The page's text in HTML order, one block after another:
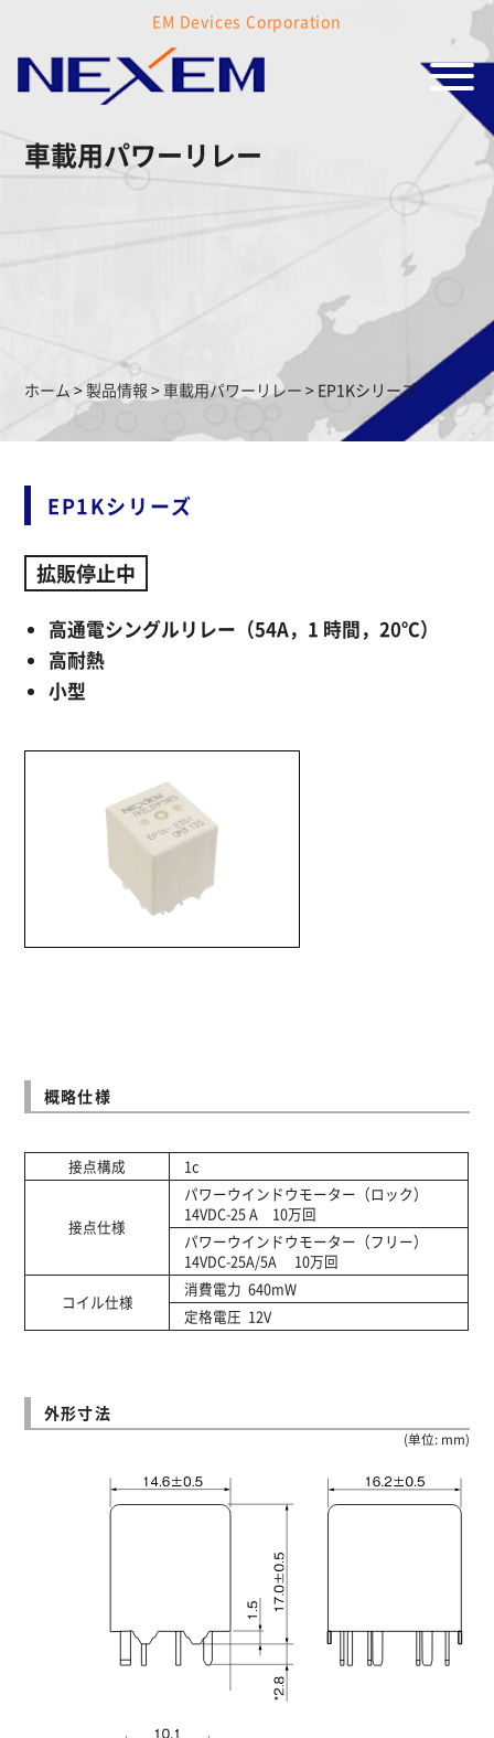
EM Devices Corporation
車載用パワーリレー
ホーム >製品情報 >車載用パワーリレー > EP1Kシリーズ
EP1Kシリーズ
拡販停止中
高通電シングルリレー（54A，1 時間，20℃）
高耐熱
小型
概略仕様
接点構成 1c
接点仕様
パワーウインドウモーター（ロック）
14VDC-25 A 10万回
パワーウインドウモーター（フリー）
14VDC-25A/5A 10万回
コイル仕様
消費電力 640mW
定格電圧 12V
外形寸法
(单位: mm)